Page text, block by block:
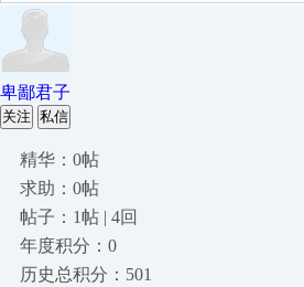
卑鄙君子
关注 私信
精华：0帖
求助：0帖
帖子：1帖 | 4回
年度积分：0
历史总积分：501